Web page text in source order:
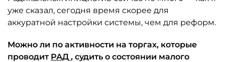
уже сказал, сегодня время скорее для
аккуратной настройки системы, чем для реформ.
Можно ли по активности на торгах, которые
проводит РАД , судить о состоянии малого